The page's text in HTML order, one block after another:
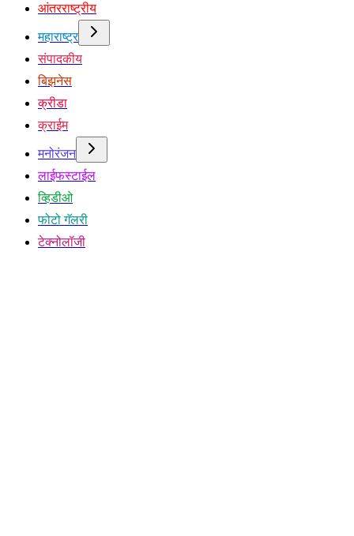
आंतरराष्ट्रीय
महाराष्ट्र
संपादकीय
बिझनेस
क्रीडा
क्राईम
मनोरंजन
लाईफस्टाईल
व्हिडीओ
फोटो गॅलरी
टेक्नोलॉजी